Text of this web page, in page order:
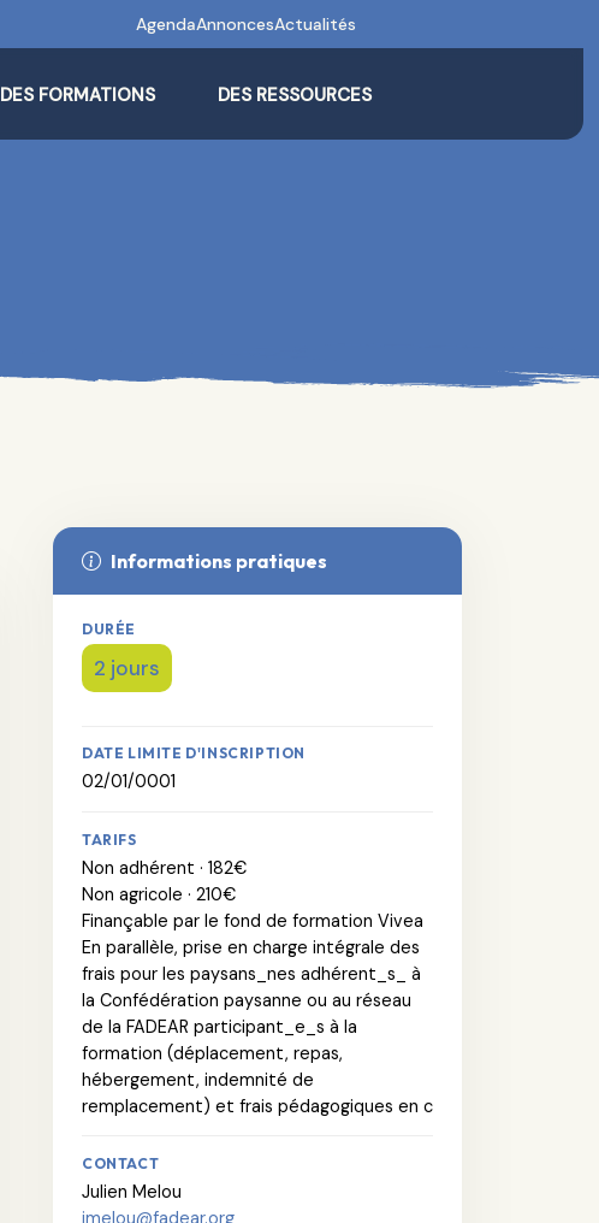
AgendaAnnoncesActualités
DES FORMATIONS DES RESSOURCES
Informations pratiques
DURÉE
2 jours
DATE LIMITE D'INSCRIPTION
02/01/0001
TARIFS
Non adhérent · 182€
Non agricole · 210€
Finançable par le fond de formation Vivea
En parallèle, prise en charge intégrale des
frais pour les paysans_nes adhérent_s_ à
la Confédération paysanne ou au réseau
de la FADEAR participant_e_s à la
formation (déplacement, repas,
hébergement, indemnité de
remplacement) et frais pédagogiques en c
CONTACT
Julien Melou
jmelou@fadear.org